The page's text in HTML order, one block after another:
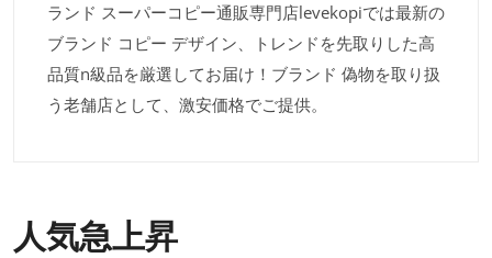
ランド スーパーコピー通販専門店levekopiでは最新の
ブランド コピー デザイン、トレンドを先取りした高
品質n級品を厳選してお届け！ブランド 偽物を取り扱
う老舗店として、激安価格でご提供。
人気急上昇